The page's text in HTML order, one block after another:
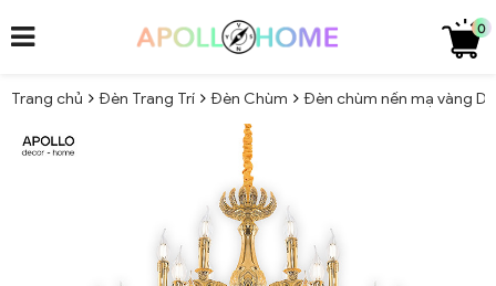
0
Trang chủ Đèn Trang Trí Đèn Chùm Đèn chùm nến mạ vàng